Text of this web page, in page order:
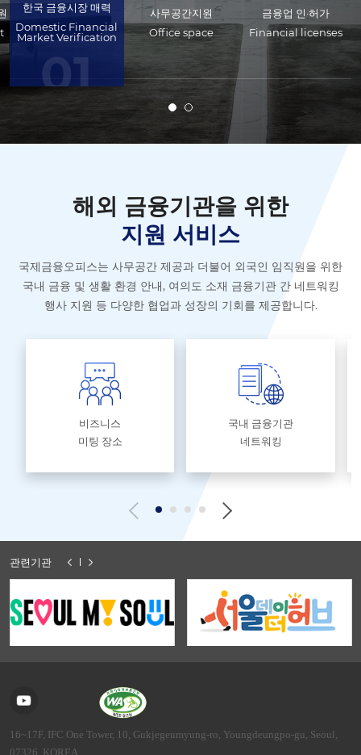
한국 금융시장 매력
Domestic Financial
Market Verification
01
사무공간지원
Office space
금융업 인·허가
Financial licenses
해외 금융기관을 위한
지원 서비스
국제금융오피스는 사무공간 제공과 더불어 외국인 임직원을 위한
국내 금융 및 생활 환경 안내, 여의도 소재 금융기관 간 네트워킹
행사 지원 등 다양한 협업과 성장의 기회를 제공합니다.
비즈니스
미팅 장소
국내 금융기관
네트워킹
관련기관
16~17F, IFC One Tower, 10, Gukjegeumyung-ro, Youngdeungpo-gu, Seoul,
07326, KOREA